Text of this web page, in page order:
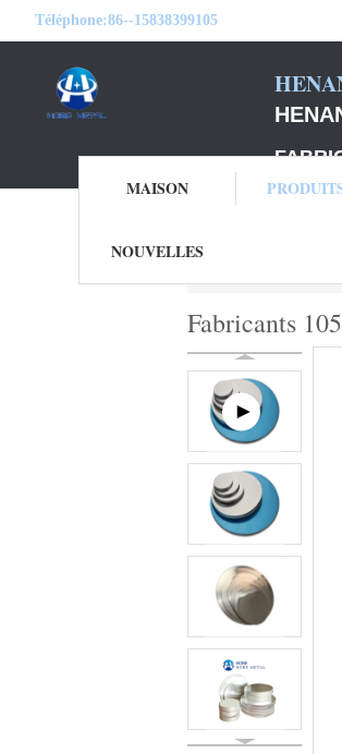
Téléphone:86--15838399105
MAISON
NOUVELLES
Fabricants